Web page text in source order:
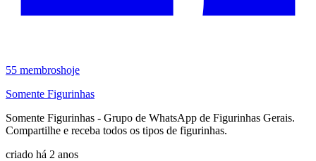
55 membroshoje
Somente Figurinhas
Somente Figurinhas - Grupo de WhatsApp de Figurinhas Gerais.
Compartilhe e receba todos os tipos de figurinhas.
criado há 2 anos